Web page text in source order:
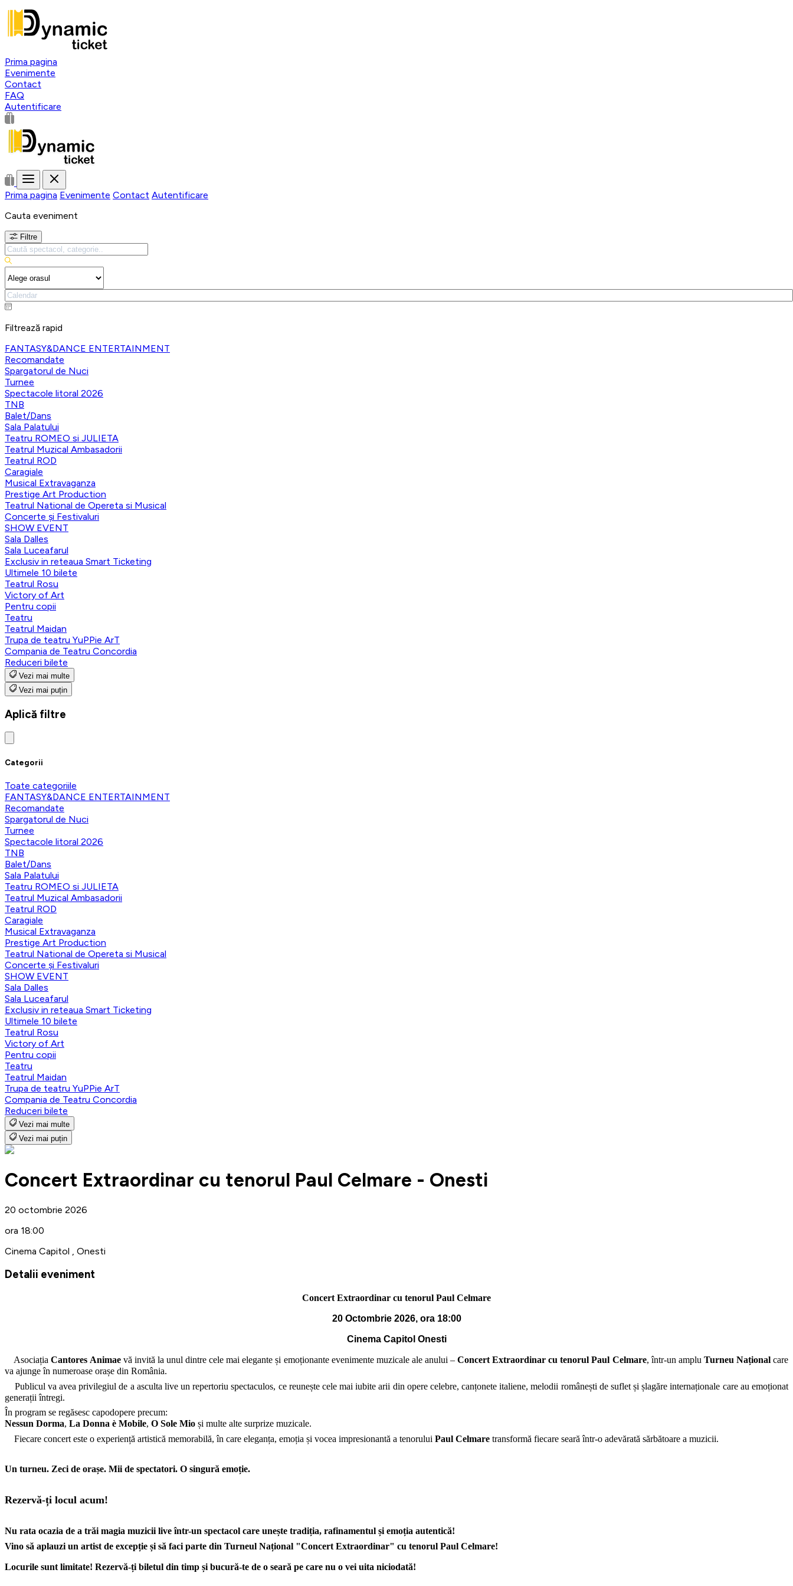
Prima pagina
Evenimente
Contact
FAQ
Autentificare
Prima pagina Evenimente Contact Autentificare
Cauta eveniment
Filtre
Filtrează rapid
FANTASY&DANCE ENTERTAINMENT
Recomandate
Spargatorul de Nuci
Turnee
Spectacole litoral 2026
TNB
Balet/Dans
Sala Palatului
Teatru ROMEO si JULIETA
Teatrul Muzical Ambasadorii
Teatrul ROD
Caragiale
Musical Extravaganza
Prestige Art Production
Teatrul National de Opereta si Musical
Concerte și Festivaluri
SHOW EVENT
Sala Dalles
Sala Luceafarul
Exclusiv in reteaua Smart Ticketing
Ultimele 10 bilete
Teatrul Rosu
Victory of Art
Pentru copii
Teatru
Teatrul Maidan
Trupa de teatru YuPPie ArT
Compania de Teatru Concordia
Reduceri bilete
Vezi mai multe
Vezi mai puțin
Aplică filtre
Categorii
Toate categoriile
FANTASY&DANCE ENTERTAINMENT
Recomandate
Spargatorul de Nuci
Turnee
Spectacole litoral 2026
TNB
Balet/Dans
Sala Palatului
Teatru ROMEO si JULIETA
Teatrul Muzical Ambasadorii
Teatrul ROD
Caragiale
Musical Extravaganza
Prestige Art Production
Teatrul National de Opereta si Musical
Concerte și Festivaluri
SHOW EVENT
Sala Dalles
Sala Luceafarul
Exclusiv in reteaua Smart Ticketing
Ultimele 10 bilete
Teatrul Rosu
Victory of Art
Pentru copii
Teatru
Teatrul Maidan
Trupa de teatru YuPPie ArT
Compania de Teatru Concordia
Reduceri bilete
Vezi mai multe
Vezi mai puțin
Concert Extraordinar cu tenorul Paul Celmare - Onesti
20 octombrie 2026
ora 18:00
Cinema Capitol , Onesti
Detalii eveniment
Concert Extraordinar cu tenorul Paul Celmare
20 Octombrie 2026, ora 18:00
Cinema Capitol Onesti
AsociațiaCantores Animaevă invită la unul dintre cele mai elegante și emoționante evenimente muzicale ale anului –Concert Extraordinar cu tenorul Paul Celmare, într-un amplu Turneu Naționalcare
va ajunge în numeroase orașe din România.
Publicul va avea privilegiul de a asculta live un repertoriu spectaculos, ce reunește cele mai iubite arii din opere celebre, canțonete italiene, melodii românești de suflet și șlagăre internaționale care au emoționat
generații întregi.
În program se regăsesc capodopere precum:
Nessun Dorma, La Donna è Mobile, O Sole Mio și multe alte surprize muzicale.
Fiecare concert este o experiență artistică memorabilă, în care eleganța, emoția și vocea impresionantă a tenorului Paul Celmare transformă fiecare seară într-o adevărată sărbătoare a muzicii.
Un turneu. Zeci de orașe. Mii de spectatori. O singură emoție.
Rezervă-ți locul acum!
Nu rata ocazia de a trăi magia muzicii live într-un spectacol care unește tradiția, rafinamentul și emoția autentică!
Vino să aplauzi un artist de excepție și să faci parte din Turneul Național "Concert Extraordinar" cu tenorul Paul Celmare!
Locurile sunt limitate! Rezervă-ți biletul din timp și bucură-te de o seară pe care nu o vei uita niciodată!